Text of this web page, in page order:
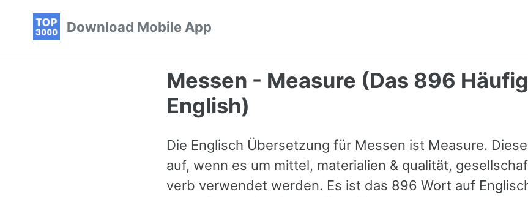
Download Mobile App
Messen - Measure (Das 896
English)
Die Englisch Übersetzung für Messen ist Measure.
auf, wenn es um mittel, materialien & qualität,
verb verwendet werden. Es ist das 896 Wort auf